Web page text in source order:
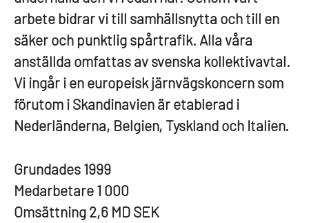
arbete bidrar vi till samhällsnytta och till en
säker och punktlig spårtrafik. Alla våra
anställda omfattas av svenska kollektivavtal.
Vi ingår i en europeisk järnvägskoncern som
förutom i Skandinavien är etablerad i
Nederländerna, Belgien, Tyskland och Italien.
Grundades 1999
Medarbetare 1 000
Omsättning 2,6 MD SEK